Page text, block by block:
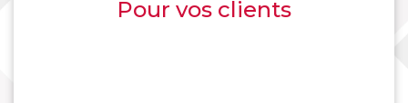
Pour vos clients